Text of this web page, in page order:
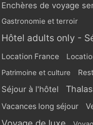
Enchères de voyage
Gastronomie et terroir
Hôtel adults only -
Location France
Patrimoine et culture
Séjour à l'hôtel
Vacances long séjour